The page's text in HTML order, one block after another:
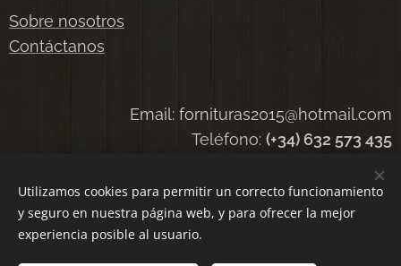
Sobre nosotros
Contáctanos
Email: fornituras2015@hotmail.com
Teléfono: (+34) 632 573 435
Cookies
Utilizamos cookies para permitir un correcto funcionamiento
y seguro en nuestra página web, y para ofrecer la mejor
experiencia posible al usuario.